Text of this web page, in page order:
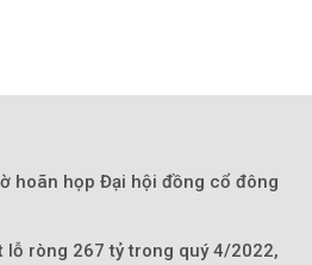
hoãn họp Đại hội đồng cổ đông
lỗ ròng 267 tỷ trong quý 4/2022,